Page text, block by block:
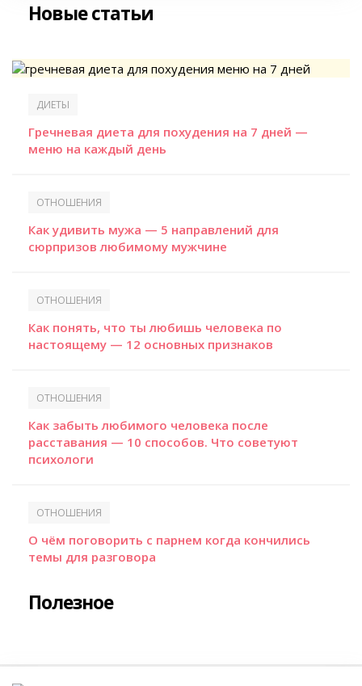
Новые статьи
ДИЕТЫ
Гречневая диета для похудения на 7 дней —
меню на каждый день
ОТНОШЕНИЯ
Как удивить мужа — 5 направлений для
сюрпризов любимому мужчине
ОТНОШЕНИЯ
Как понять, что ты любишь человека по
настоящему — 12 основных признаков
ОТНОШЕНИЯ
Как забыть любимого человека после
расставания — 10 способов. Что советуют
психологи
ОТНОШЕНИЯ
О чём поговорить с парнем когда кончились
темы для разговора
Полезное